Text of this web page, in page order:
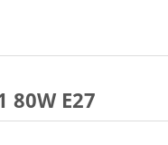
80W E27